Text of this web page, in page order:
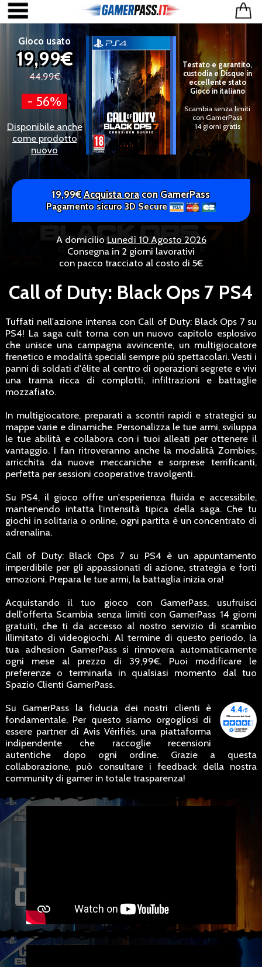
Gioco usato
19,99€
44,99€
- 56%
Disponibile anche
come prodotto
nuovo
Testato e garantito,
custodia e Disque in
eccellente stato
Gioco in italiano
Scambia senza limiti
con GamerPass
14 giorni gratis
19,99€Acquista oracon GamerPass
Pagamento sicuro 3D Secure
A domicilio Lunedì 10 Agosto 2026
Consegna in 2 giorni lavorativi
con pacco tracciato al costo di 5€
Call of Duty: Black Ops 7 PS4
Tuffati nell'azione intensa con Call of Duty: Black Ops 7 su
PS4! La saga cult torna con un nuovo capitolo esplosivo
che unisce una campagna avvincente, un multigiocatore
frenetico e modalità speciali sempre più spettacolari. Vesti i
panni di soldati d'élite al centro di operazioni segrete e vivi
una trama ricca di complotti, infiltrazioni e battaglie
mozzafiato.
In multigiocatore, preparati a scontri rapidi e strategici su
mappe varie e dinamiche. Personalizza le tue armi, sviluppa
le tue abilità e collabora con i tuoi alleati per ottenere il
vantaggio. I fan ritroveranno anche la modalità Zombies,
arricchita da nuove meccaniche e sorprese terrificanti,
perfetta per sessioni cooperative travolgenti.
Su PS4, il gioco offre un'esperienza fluida e accessibile,
mantenendo intatta l'intensità tipica della saga. Che tu
giochi in solitaria o online, ogni partita è un concentrato di
adrenalina.
Call of Duty: Black Ops 7 su PS4 è un appuntamento
imperdibile per gli appassionati di azione, strategia e forti
emozioni. Prepara le tue armi, la battaglia inizia ora!
Acquistando il tuo gioco con GamerPass, usufruisci
dell'offerta Scambia senza limiti con GamerPass 14 giorni
gratuiti, che ti da accesso al nostro servizio di scambio
illimitato di videogiochi. Al termine di questo periodo, la
tua adhesion GamerPass si rinnovera automaticamente
ogni mese al prezzo di 39,99€. Puoi modificare le
preferenze o terminarla in qualsiasi momento dal tuo
Spazio Clienti GamerPass.
Su GamerPass la fiducia dei nostri clienti è
fondamentale. Per questo siamo orgogliosi di
essere partner di Avis Vérifiés, una piattaforma
indipendente che raccoglie recensioni
autentiche dopo ogni ordine. Grazie a questa
collaborazione, può consultare i feedback della nostra
community di gamer in totale trasparenza!